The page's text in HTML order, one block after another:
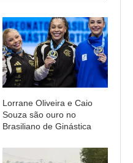
Lorrane Oliveira e Caio
Souza são ouro no
Brasiliano de Ginástica